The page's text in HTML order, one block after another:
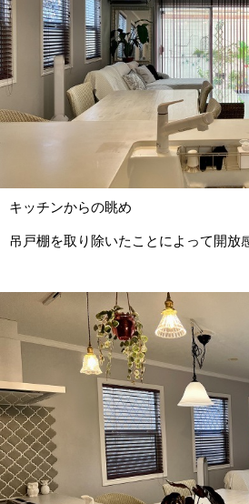
キッチンからの眺め
吊戸棚を取り除いたことによって開放